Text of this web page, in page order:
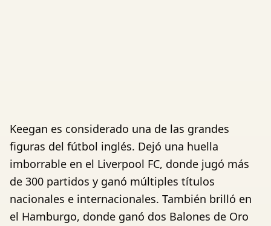
Keegan es considerado una de las grandes
figuras del fútbol inglés. Dejó una huella
imborrable en el Liverpool FC, donde jugó más
de 300 partidos y ganó múltiples títulos
nacionales e internacionales. También brilló en
el Hamburgo, donde ganó dos Balones de Oro